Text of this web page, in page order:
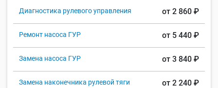
Диагностика рулевого управления от 2 860 ₽
Ремонт насоса ГУР от 5 440 ₽
Замена насоса ГУР от 3 840 ₽
Замена наконечника рулевой тяги от 2 240 ₽